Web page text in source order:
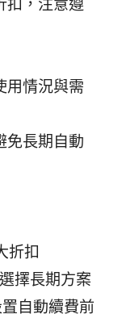
扣，注意遵
用情況與需
免長期自動
折扣
擇長期方案
自動續費前